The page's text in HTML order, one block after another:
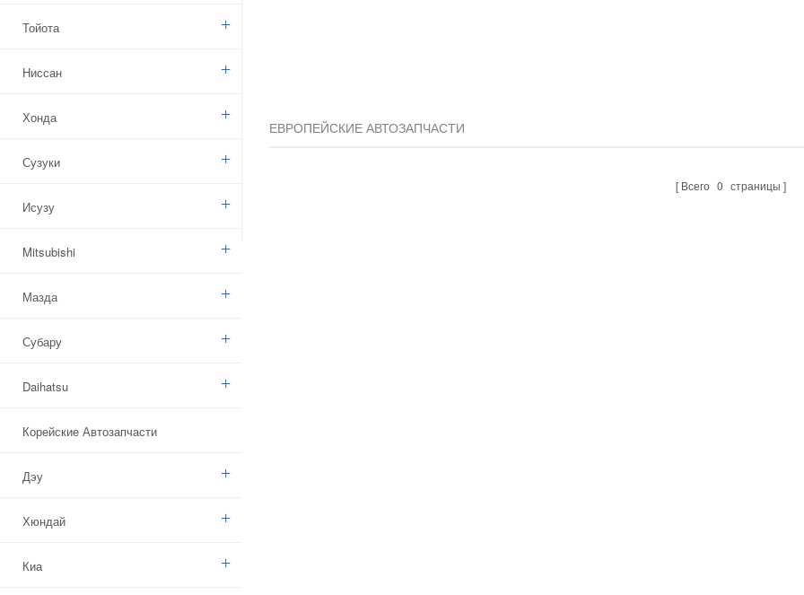
Тойота
Ниссан
Хонда
Сузуки
Исузу
Mitsubishi
Мазда
Субару
Daihatsu
Корейские Автозапчасти
Дэу
Хюндай
Киа
ЕВРОПЕЙСКИЕ АВТОЗАПЧАСТИ
Всего 0 страницы